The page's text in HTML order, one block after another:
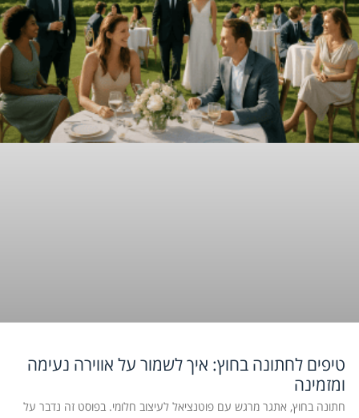
טיפים לחתונה בחוץ: איך לשמור על אווירה נעימה
ומזמינה
חתונה בחוץ, אתגר מרגש עם פוטנציאל לעיצוב חלומי. בפוסט זה נדבר על